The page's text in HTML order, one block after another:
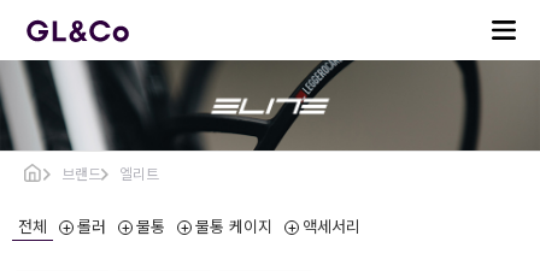
브랜드 엘리트
전체 롤러 물통 물통 케이지 액세서리